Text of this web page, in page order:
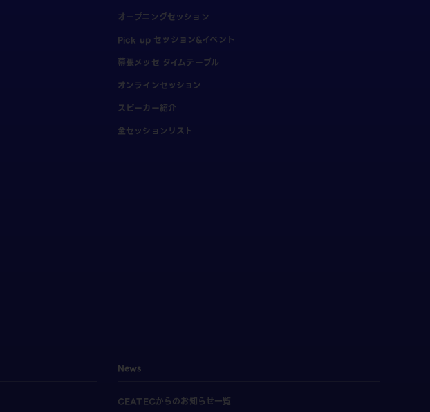
オープニングセッション
Pick up セッション&イベント
幕張メッセ タイムテーブル
オンラインセッション
スピーカー紹介
全セッションリスト
News
CEATECからのお知らせ一覧